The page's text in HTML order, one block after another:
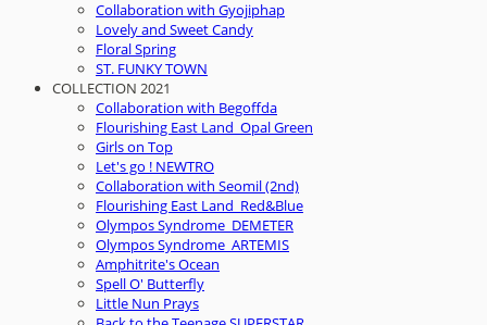
Collaboration with Gyojiphap
Lovely and Sweet Candy
Floral Spring
ST. FUNKY TOWN
COLLECTION 2021
Collaboration with Begoffda
Flourishing East Land_Opal Green
Girls on Top
Let's go ! NEWTRO
Collaboration with Seomil (2nd)
Flourishing East Land_Red&Blue
Olympos Syndrome_DEMETER
Olympos Syndrome_ARTEMIS
Amphitrite's Ocean
Spell O' Butterfly
Little Nun Prays